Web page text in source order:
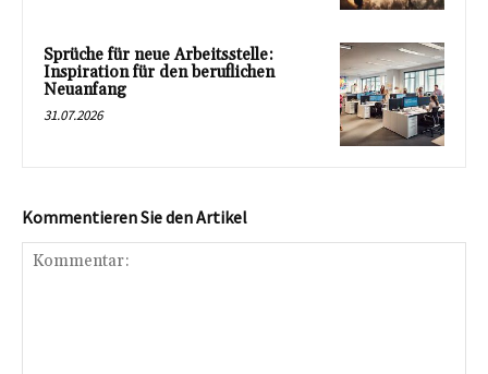
Sprüche für neue Arbeitsstelle:
Inspiration für den beruflichen
Neuanfang
31.07.2026
Kommentieren Sie den Artikel